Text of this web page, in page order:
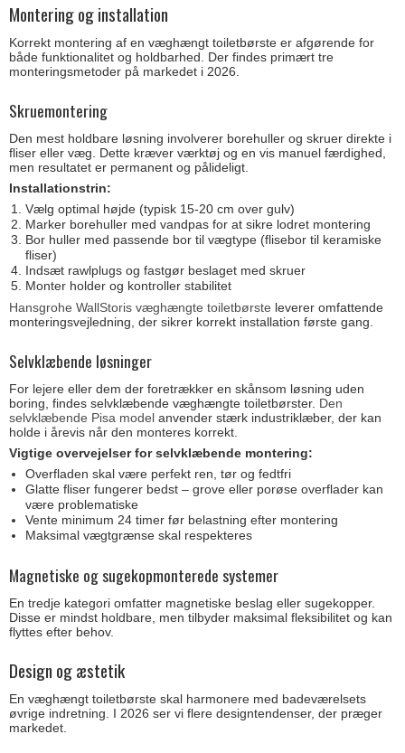
Montering og installation
Korrekt montering af en væghængt toiletbørste er afgørende for
både funktionalitet og holdbarhed. Der findes primært tre
monteringsmetoder på markedet i 2026.
Skruemontering
Den mest holdbare løsning involverer borehuller og skruer direkte i
fliser eller væg. Dette kræver værktøj og en vis manuel færdighed,
men resultatet er permanent og pålideligt.
Installationstrin:
Vælg optimal højde (typisk 15-20 cm over gulv)
Marker borehuller med vandpas for at sikre lodret montering
Bor huller med passende bor til vægtype (flisebor til keramiske
fliser)
Indsæt rawlplugs og fastgør beslaget med skruer
Monter holder og kontroller stabilitet
Hansgrohe WallStoris væghængte toiletbørste leverer omfattende
monteringsvejledning, der sikrer korrekt installation første gang.
Selvklæbende løsninger
For lejere eller dem der foretrækker en skånsom løsning uden
boring, findes selvklæbende væghængte toiletbørster. Den
selvklæbende Pisa model anvender stærk industriklæber, der kan
holde i årevis når den monteres korrekt.
Vigtige overvejelser for selvklæbende montering:
Overfladen skal være perfekt ren, tør og fedtfri
Glatte fliser fungerer bedst – grove eller porøse overflader kan
være problematiske
Vente minimum 24 timer før belastning efter montering
Maksimal vægtgrænse skal respekteres
Magnetiske og sugekopmonterede systemer
En tredje kategori omfatter magnetiske beslag eller sugekopper.
Disse er mindst holdbare, men tilbyder maksimal fleksibilitet og kan
flyttes efter behov.
Design og æstetik
En væghængt toiletbørste skal harmonere med badeværelsets
øvrige indretning. I 2026 ser vi flere designtendenser, der præger
markedet.